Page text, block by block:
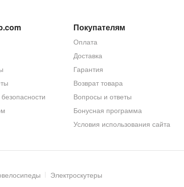
Покупателям
Оплата
Доставка
Гарантия
Возврат товара
Вопросы и ответы
Бонусная программа
Условия использования сайта
Электроскутеры